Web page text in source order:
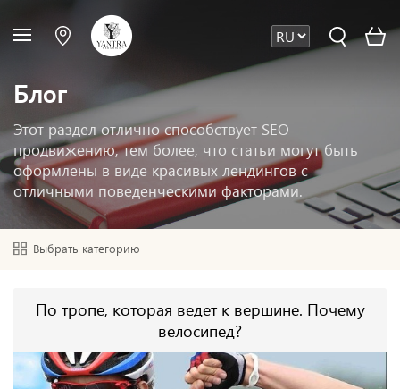
Блог
Этот раздел отлично способствует SEO-
продвижению, тем более, что статьи могут быть
оформлены в виде красивых лендингов с
отличными поведенческими факторами.
Выбрать категорию
По тропе, которая ведет к вершине. Почему
велосипед?